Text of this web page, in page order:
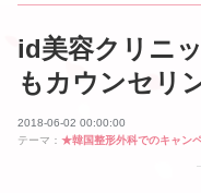
id美容クリニ
もカウンセリ
2018-06-02 00:00:00
テーマ： ★韓国整形外科でのキャン